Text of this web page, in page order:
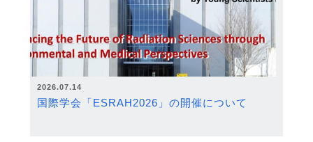
2026.07.14
国際学会「ESRAH2026」の開催について